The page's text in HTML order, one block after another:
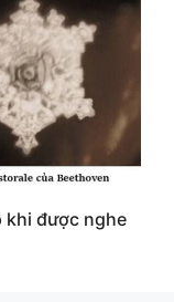
khi được nghe